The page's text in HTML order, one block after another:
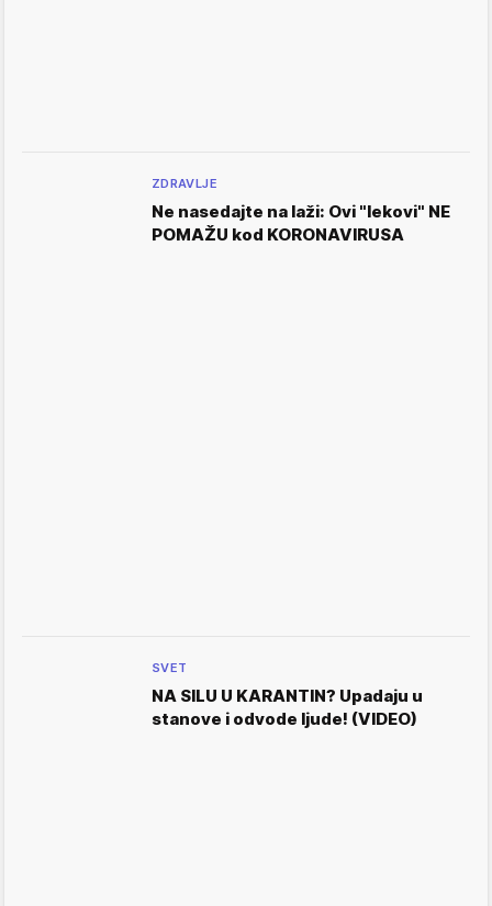
ZDRAVLJE
Ne nasedajte na laži: Ovi "lekovi" NE
POMAŽU kod KORONAVIRUSA
SVET
NA SILU U KARANTIN? Upadaju u
stanove i odvode ljude! (VIDEO)